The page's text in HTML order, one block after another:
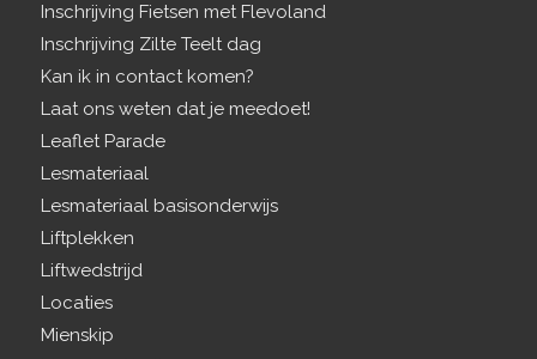
Inschrijving Fietsen met Flevoland
Inschrijving Zilte Teelt dag
Kan ik in contact komen?
Laat ons weten dat je meedoet!
Leaflet Parade
Lesmateriaal
Lesmateriaal basisonderwijs
Liftplekken
Liftwedstrijd
Locaties
Mienskip